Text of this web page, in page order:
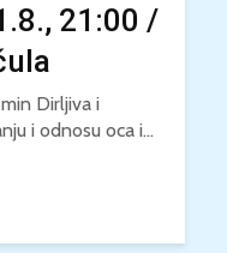
21:00 /
Dirljiva i
i odnosu oca i...